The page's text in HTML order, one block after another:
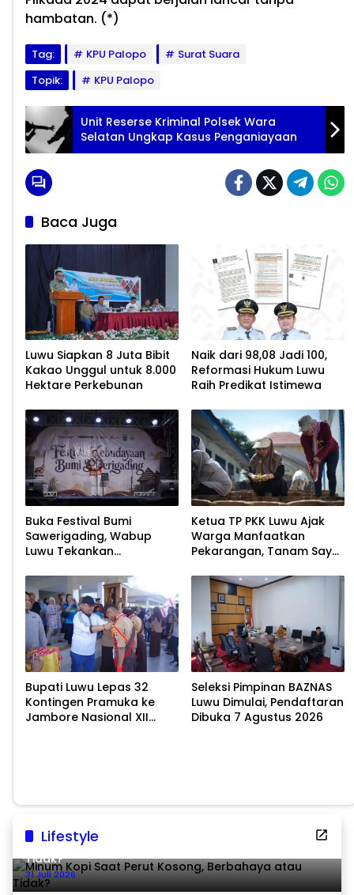
hambatan. (*)
Tag: KPU Palopo
Surat Suara
Topik:
KPU Palopo
Unit Reserse Kriminal Polsek Wara
Selatan Ungkap Kasus Penganiayaan
Baca Juga
Luwu Siapkan 8 Juta Bibit
Kakao Unggul untuk 8.000
Hektare Perkebunan
Naik dari 98,08 Jadi 100,
Reformasi Hukum Luwu
Raih Predikat Istimewa
Buka Festival Bumi
Sawerigading, Wabup
Luwu Tekankan
Ketua TP PKK Luwu Ajak
Warga Manfaatkan
Pekarangan, Tanam Sayur
Bupati Luwu Lepas 32
Kontingen Pramuka ke
Jambore Nasional XII
Seleksi Pimpinan BAZNAS
Luwu Dimulai, Pendaftaran
Dibuka 7 Agustus 2026
Lifestyle
Minum Kopi Saat Perut Kosong, Berbahaya atau
Tidak?
31 Juli 2026